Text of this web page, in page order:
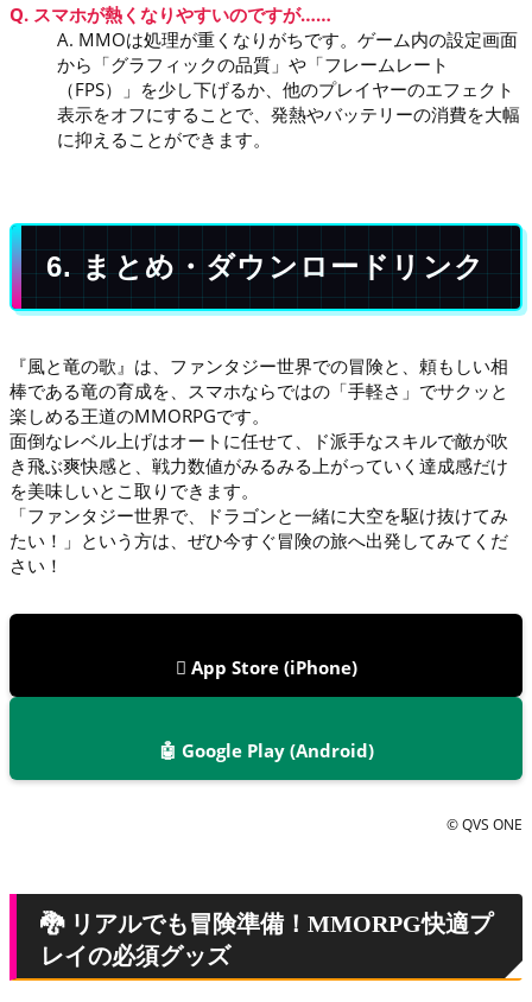
Q. スマホが熱くなりやすいのですが……
A. MMOは処理が重くなりがちです。ゲーム内の設定画面
から「グラフィックの品質」や「フレームレート
（FPS）」を少し下げるか、他のプレイヤーのエフェクト
表示をオフにすることで、発熱やバッテリーの消費を大幅
に抑えることができます。
6. まとめ・ダウンロードリンク
『風と竜の歌』は、ファンタジー世界での冒険と、頼もしい相
棒である竜の育成を、スマホならではの「手軽さ」でサクッと
楽しめる王道のMMORPGです。
面倒なレベル上げはオートに任せて、ド派手なスキルで敵が吹
き飛ぶ爽快感と、戦力数値がみるみる上がっていく達成感だけ
を美味しいとこ取りできます。
「ファンタジー世界で、ドラゴンと一緒に大空を駆け抜けてみ
たい！」という方は、ぜひ今すぐ冒険の旅へ出発してみてくだ
さい！
 App Store (iPhone)
🤖 Google Play (Android)
© QVS ONE
🐉 リアルでも冒険準備！MMORPG快適プ
レイの必須グッズ